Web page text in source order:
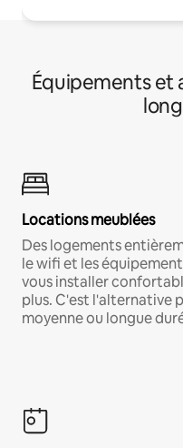
Équipements et
Locations meublées
Des logements
le wifi et les
vous installer
plus. C'est l'alternative
moyenne ou longue